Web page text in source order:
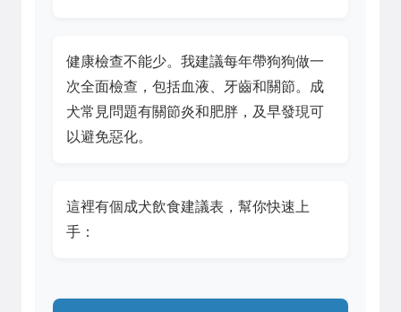
健康檢查不能少。我建議每年帶狗狗做一
次全面檢查，包括血液、牙齒和關節。成
犬常見問題有關節炎和肥胖，及早發現可
以避免惡化。
這裡有個成犬飲食建議表，幫你快速上
手：